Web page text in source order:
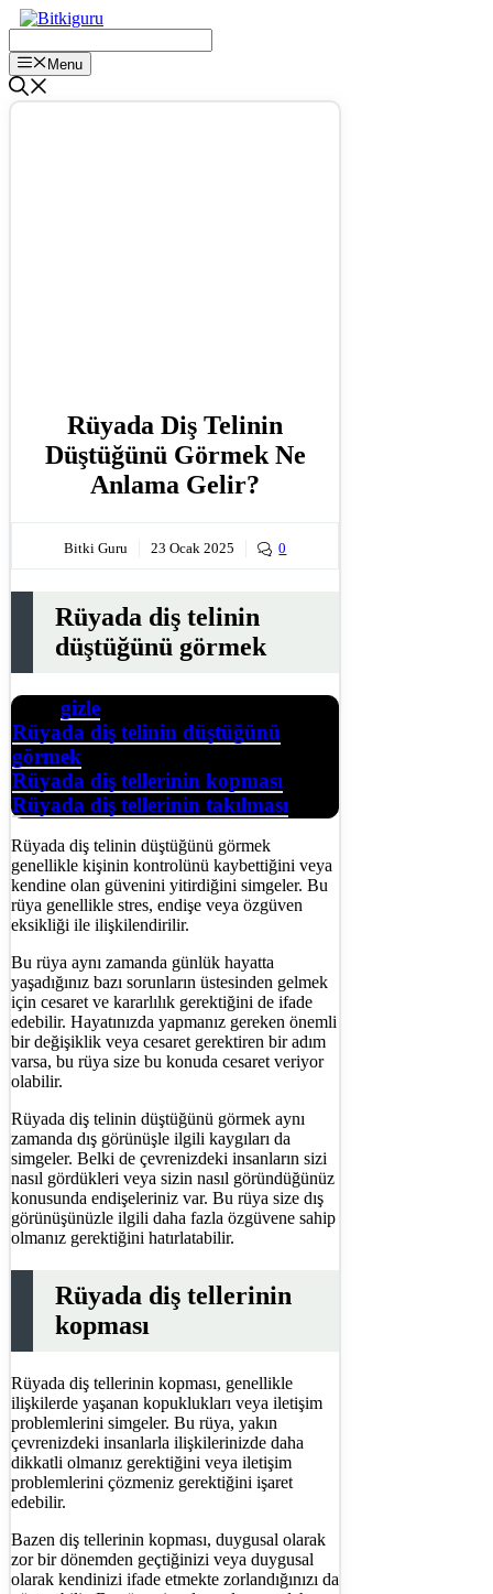
İçeriğe
Menu
Rüyada Diş Telinin
Düştüğünü Görmek Ne
Anlama Gelir?
Bitki Guru 23 Ocak 2025 0
Rüyada diş telinin
düştüğünü görmek
İçerik
gizle
Rüyada diş telinin düştüğünü
görmek
Rüyada diş tellerinin kopması
Rüyada diş tellerinin takılması
Rüyada diş telinin düştüğünü görmek
genellikle kişinin kontrolünü kaybettiğini veya
kendine olan güvenini yitirdiğini simgeler. Bu
rüya genellikle stres, endişe veya özgüven
eksikliği ile ilişkilendirilir.
Bu rüya aynı zamanda günlük hayatta
yaşadığınız bazı sorunların üstesinden gelmek
için cesaret ve kararlılık gerektiğini de ifade
edebilir. Hayatınızda yapmanız gereken önemli
bir değişiklik veya cesaret gerektiren bir adım
varsa, bu rüya size bu konuda cesaret veriyor
olabilir.
Rüyada diş telinin düştüğünü görmek aynı
zamanda dış görünüşle ilgili kaygıları da
simgeler. Belki de çevrenizdeki insanların sizi
nasıl gördükleri veya sizin nasıl göründüğünüz
konusunda endişeleriniz var. Bu rüya size dış
görünüşünüzle ilgili daha fazla özgüvene sahip
olmanız gerektiğini hatırlatabilir.
Rüyada diş tellerinin
kopması
Rüyada diş tellerinin kopması, genellikle
ilişkilerde yaşanan kopuklukları veya iletişim
problemlerini simgeler. Bu rüya, yakın
çevrenizdeki insanlarla ilişkilerinizde daha
dikkatli olmanız gerektiğini veya iletişim
problemlerini çözmeniz gerektiğini işaret
edebilir.
Bazen diş tellerinin kopması, duygusal olarak
zor bir dönemden geçtiğinizi veya duygusal
olarak kendinizi ifade etmekte zorlandığınızı da